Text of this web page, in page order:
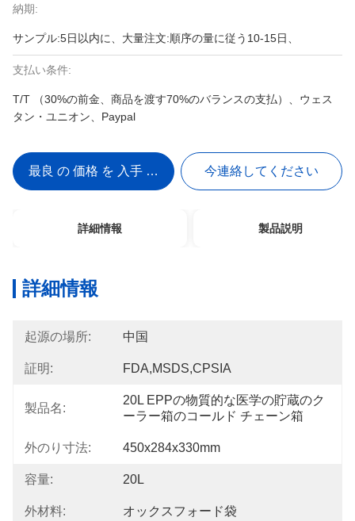
納期:
サンプル:5日以内に、大量注文:順序の量に従う10-15日、
支払い条件:
T/T （30%の前金、商品を渡す70%のバランスの支払）、ウェス
タン・ユニオン、Paypal
最良 の 価格 を 入手 する 今連絡してください
詳細情報 製品説明
詳細情報
起源の場所: 中国
証明: FDA,MSDS,CPSIA
製品名:
20L EPPの物質的な医学の貯蔵のク
ーラー箱のコールド チェーン箱
外のり寸法: 450x284x330mm
容量: 20L
外材料: オックスフォード袋